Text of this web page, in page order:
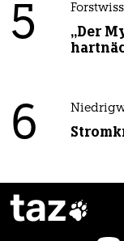
5
„Der
6
taz